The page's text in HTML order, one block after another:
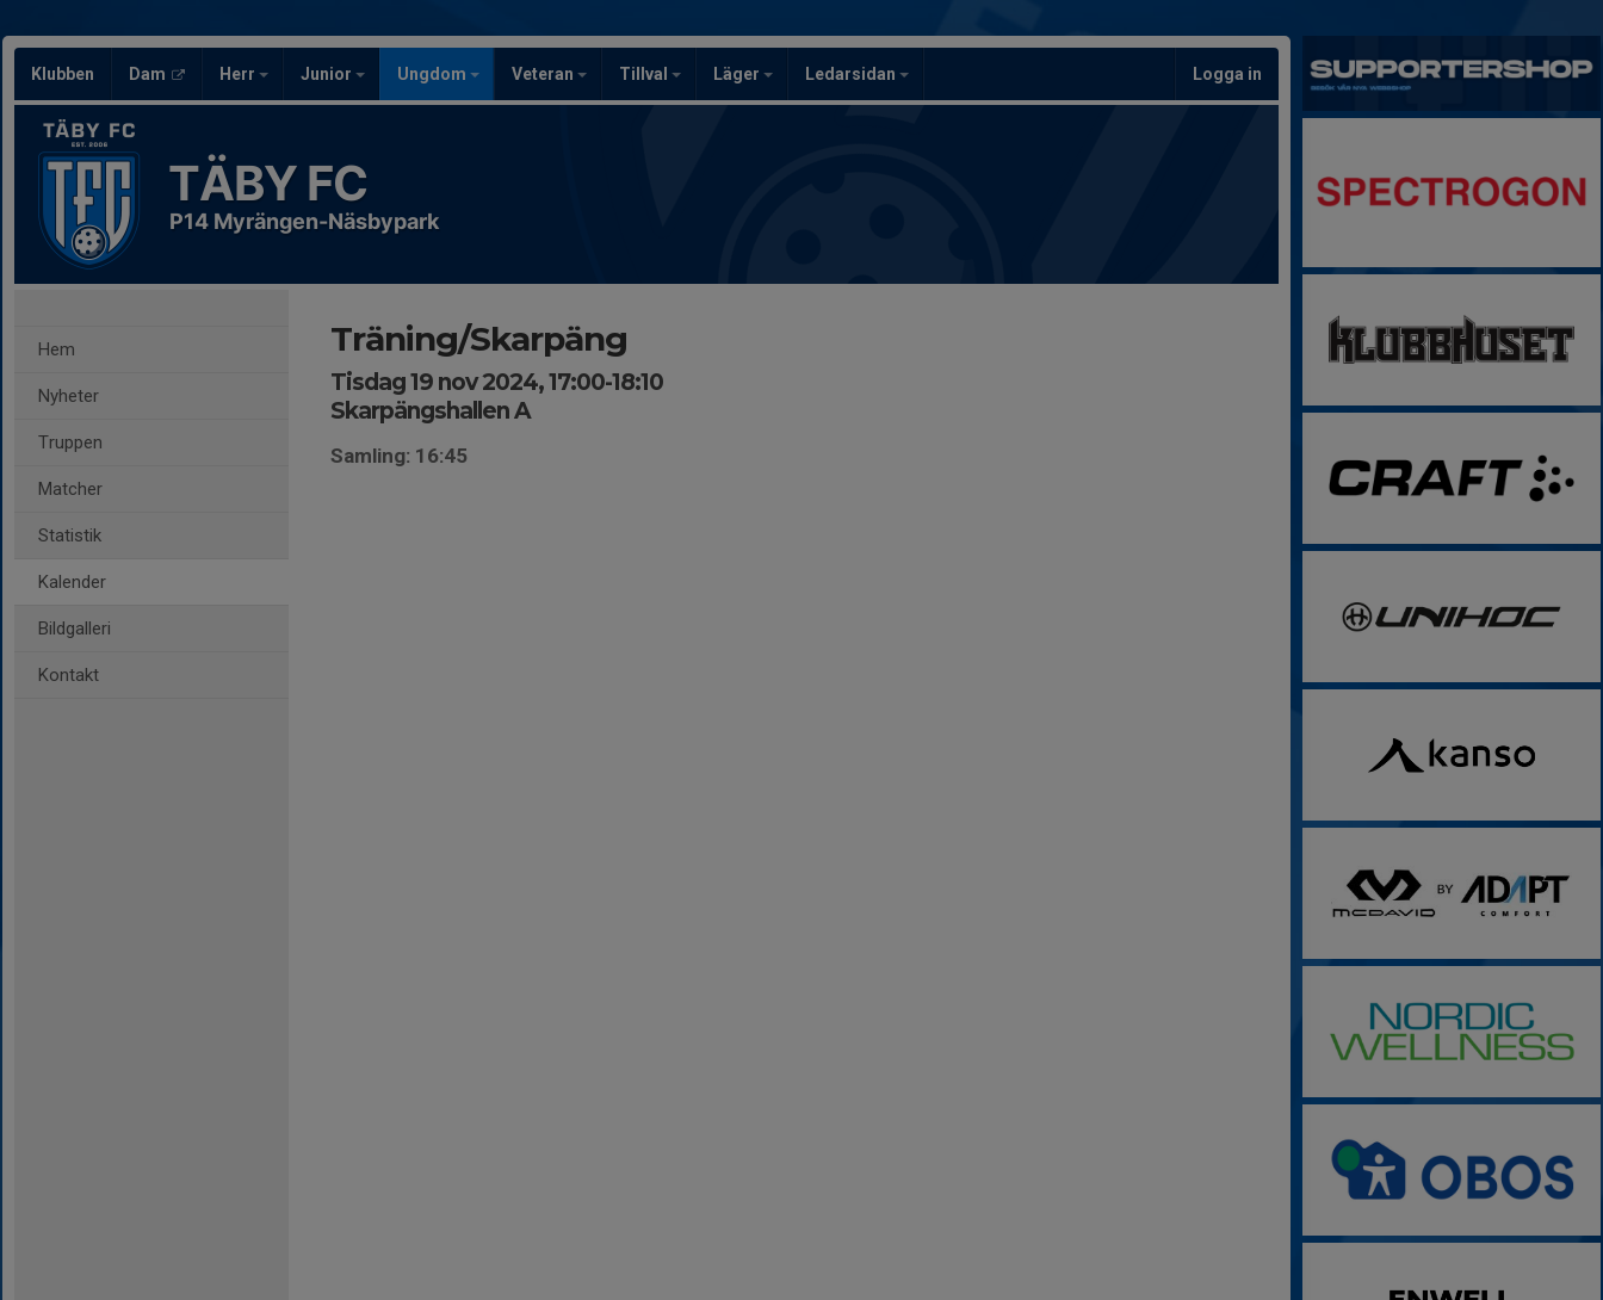
Klubben Dam Herr Junior Ungdom Veteran Tillval Läger Ledarsidan Logga in
TÄBY FC
P14 Myrängen-Näsbypark
Hem
Nyheter
Truppen
Matcher
Statistik
Kalender
Bildgalleri
Kontakt
Träning/Skarpäng
Tisdag 19 nov 2024, 17:00-18:10
Skarpängshallen A
Samling: 16:45